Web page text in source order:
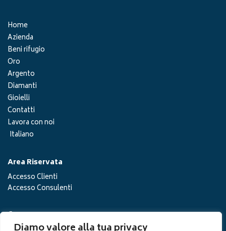
Home
Azienda
Beni rifugio
Oro
Argento
Diamanti
Gioielli
Contatti
Lavora con noi
Italiano
Area Riservata
Accesso Clienti
Accesso Consulenti
Cerca